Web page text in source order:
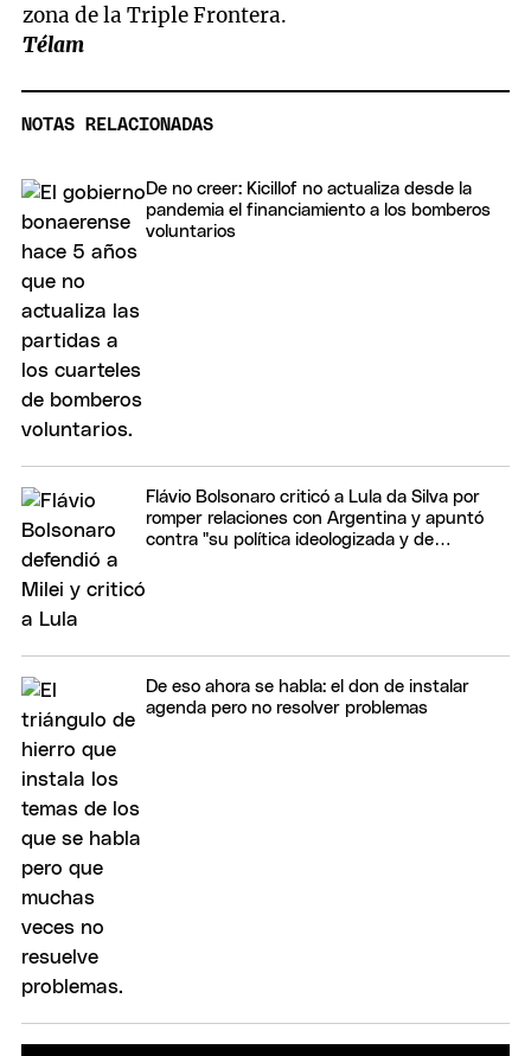
zona de la Triple Frontera.
Télam
NOTAS RELACIONADAS
De no creer: Kicillof no actualiza desde la
pandemia el financiamiento a los bomberos
voluntarios
Flávio Bolsonaro criticó a Lula da Silva por
romper relaciones con Argentina y apuntó
contra "su política ideologizada y de
De eso ahora se habla: el don de instalar
agenda pero no resolver problemas